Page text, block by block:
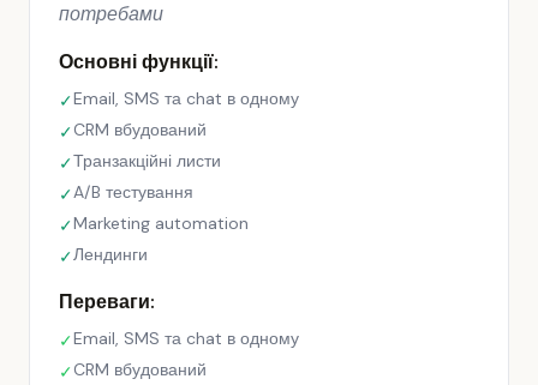
потребами
Основні функції:
✓Email, SMS та chat в одному
✓CRM вбудований
✓Транзакційні листи
✓A/B тестування
✓Marketing automation
✓Лендинги
Переваги:
✓Email, SMS та chat в одному
✓CRM вбудований